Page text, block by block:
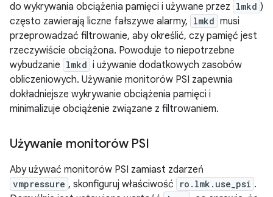
do wykrywania obciążenia pamięci i używane przez lmkd )
często zawierają liczne fałszywe alarmy, lmkd musi
przeprowadzać filtrowanie, aby określić, czy pamięć jest
rzeczywiście obciążona. Powoduje to niepotrzebne
wybudzanie lmkd i używanie dodatkowych zasobów
obliczeniowych. Używanie monitorów PSI zapewnia
dokładniejsze wykrywanie obciążenia pamięci i
minimalizuje obciążenie związane z filtrowaniem.
Używanie monitorów PSI
Aby używać monitorów PSI zamiast zdarzeń
vmpressure , skonfiguruj właściwość ro.lmk.use_psi .